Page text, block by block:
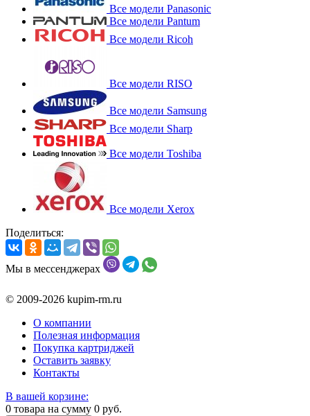
Все модели Panasonic
Все модели Pantum
Все модели Ricoh
Все модели RISO
Все модели Samsung
Все модели Sharp
Все модели Toshiba
Все модели Xerox
Поделиться:
Мы в мессенджерах
© 2009-2026 kupim-rm.ru
О компании
Полезная информация
Покупка картриджей
Оставить заявку
Контакты
В вашей корзине:
0 товара на сумму 0 руб.